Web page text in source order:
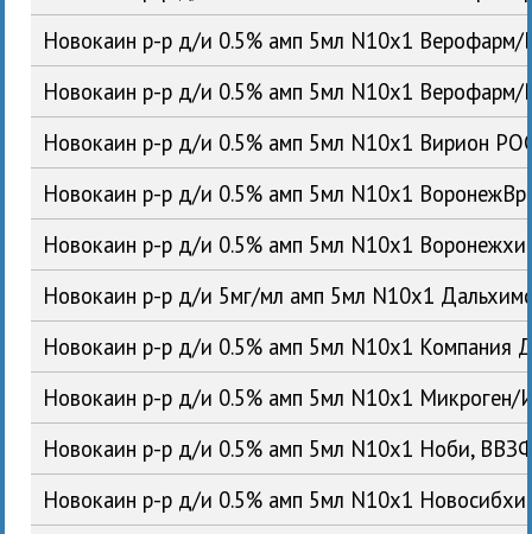
Новокаин р-р д/и 0.5% амп 5мл N10x1 Верофарм/
Новокаин р-р д/и 0.5% амп 5мл N10x1
Новокаин р-р д/и 0.5% амп 5мл N10x1 Вирион
Новокаин р-р д/и 0.5% амп 5мл N10x1
Новокаин р-р д/и 0.5% амп 5мл N10x1
Новокаин р-р д/и 5мг/мл амп 5мл N10x1
Новокаин р-р д/и 0.5% амп 5мл N10x1 Компания
Новокаин р-р д/и 0.5% амп 5мл N10x1
Новокаин р-р д/и 0.5% амп 5мл N10x1 Ноби,
Новокаин р-р д/и 0.5% амп 5мл N10x1